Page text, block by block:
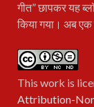
गीत” छापकर यह
किया गया। अब
This work is
Attribution-